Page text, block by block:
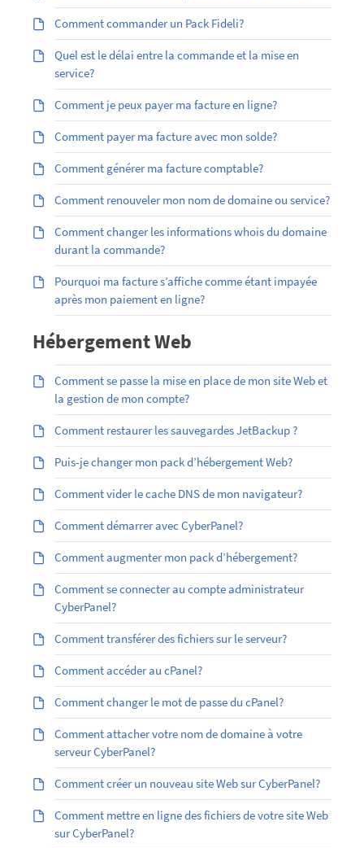
Comment commander un Pack Fideli?
Quel est le délai entre la commande et la mise en
service?
Comment je peux payer ma facture en ligne?
Comment payer ma facture avec mon solde?
Comment générer ma facture comptable?
Comment renouveler mon nom de domaine ou service?
Comment changer les informations whois du domaine
durant la commande?
Pourquoi ma facture s’affiche comme étant impayée
après mon paiement en ligne?
Hébergement Web
Comment se passe la mise en place de mon site Web et
la gestion de mon compte?
Comment restaurer les sauvegardes JetBackup ?
Puis-je changer mon pack d’hébergement Web?
Comment vider le cache DNS de mon navigateur?
Comment démarrer avec CyberPanel?
Comment augmenter mon pack d’hébergement?
Comment se connecter au compte administrateur
CyberPanel?
Comment transférer des fichiers sur le serveur?
Comment accéder au cPanel?
Comment changer le mot de passe du cPanel?
Comment attacher votre nom de domaine à votre
serveur CyberPanel?
Comment créer un nouveau site Web sur CyberPanel?
Comment mettre en ligne des fichiers de votre site Web
sur CyberPanel?